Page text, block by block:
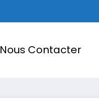
Nous Contacter